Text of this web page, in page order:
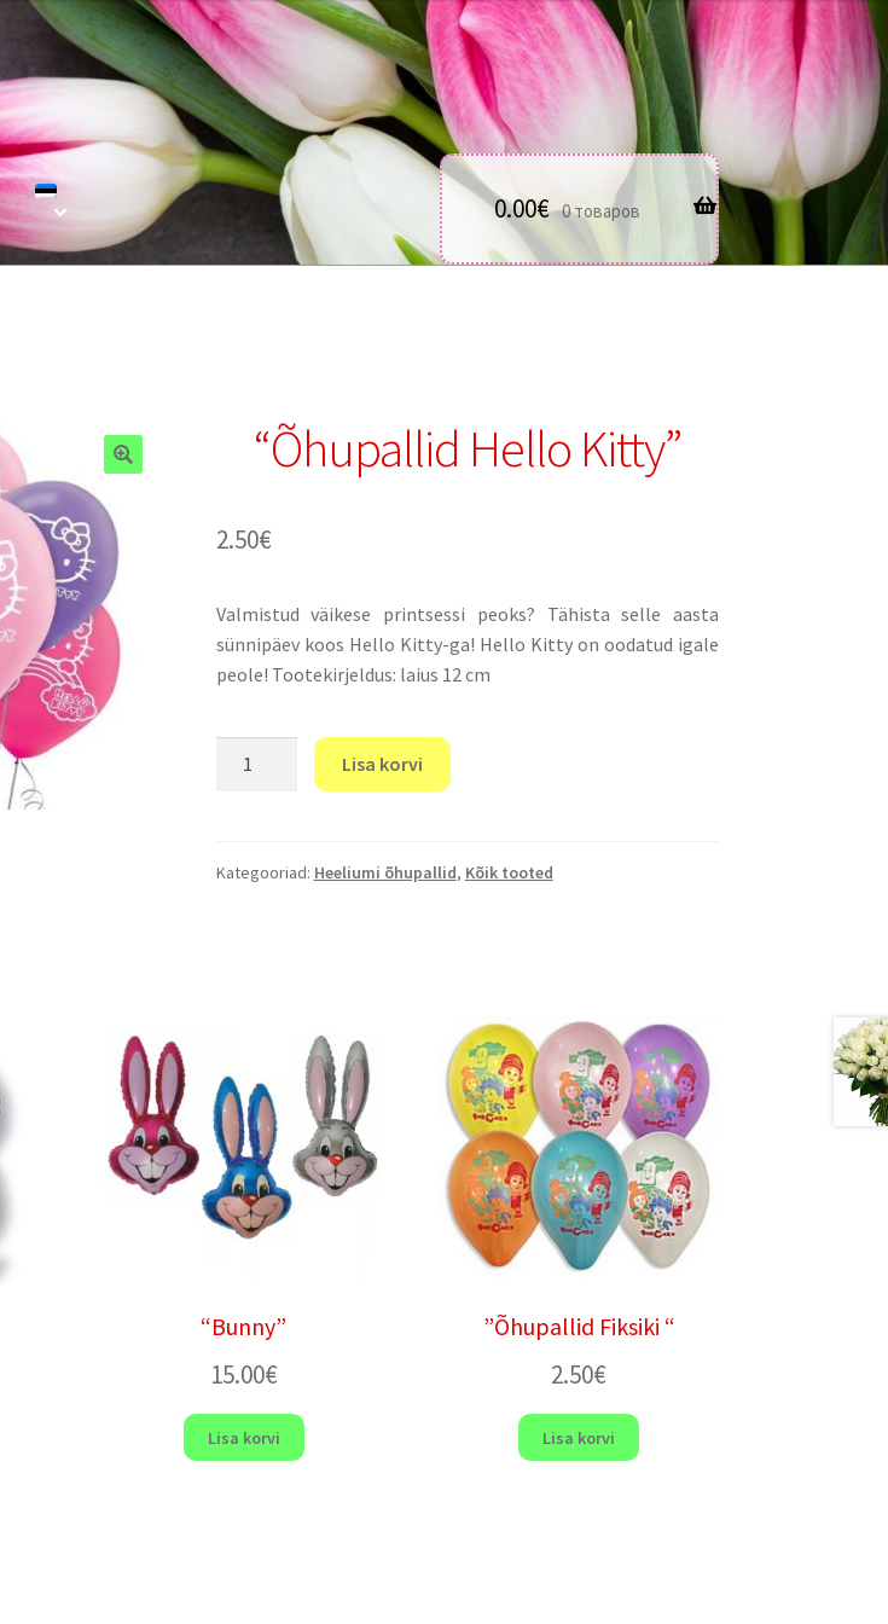
0.00€ 0 товаров
“Õhupallid Hello Kitty”
2.50€
Valmistud väikese printsessi peoks? Tähista selle aasta
sünnipäev koos Hello Kitty-ga! Hello Kitty on oodatud igale
peole! Tootekirjeldus: laius 12 cm
Lisa korvi
Kategooriad: Heeliumi õhupallid, Kõik tooted
“Bunny”
15.00€
Lisa korvi
”Õhupallid Fiksiki “
2.50€
Lisa korvi